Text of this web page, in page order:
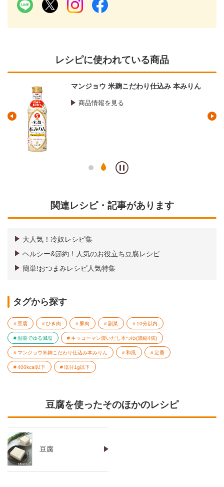
レシピに使われている商品
マンジョウ 米麹こだわり仕込み 本みりん
商品情報を見る
関連レシピ・記事があります
大人気！冷奴レシピ集
ヘルシー&節約！人気のお役立ち豆腐レシピ
簡単!おつまみレシピ人気特集
タグから探す
豆腐 ひき肉 豚肉 副菜 10分以内
副菜でゆる減塩 キッコーマン濃いだし本つゆ(濃縮4倍)
マンジョウ米麹こだわり仕込み本みりん 和風 定番
400kcal以下 塩分1g以下
豆腐を使ったそのほかのレシピ
豆腐